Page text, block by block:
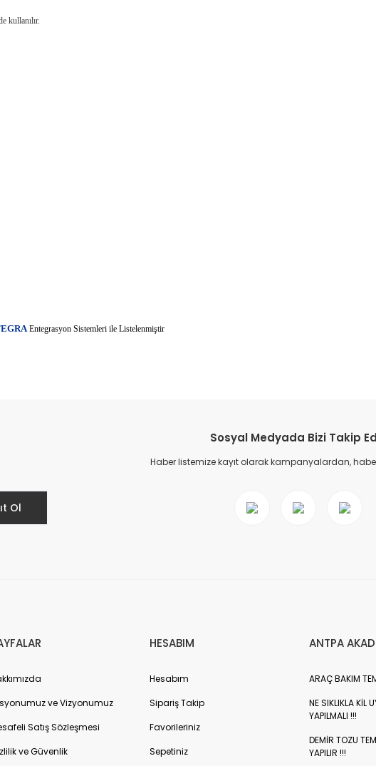
kullanılır.
Entegrasyon Sistemleri ile Listelenmiştir
Ol
Sosyal Medyada Bizi Takip
Haber listemize kayıt olarak kampanyalardan,
ve Vizyonumuz
Satış Sözleşmesi
ve Güvenlik
HESABIM
Hesabım
Sipariş Takip
Favorileriniz
Sepetiniz
ANTPA
ARAÇ BAKIM
NE SIKLIKLA KİL
YAPILMALI !!!
DEMİR TOZU
YAPILIR !!!